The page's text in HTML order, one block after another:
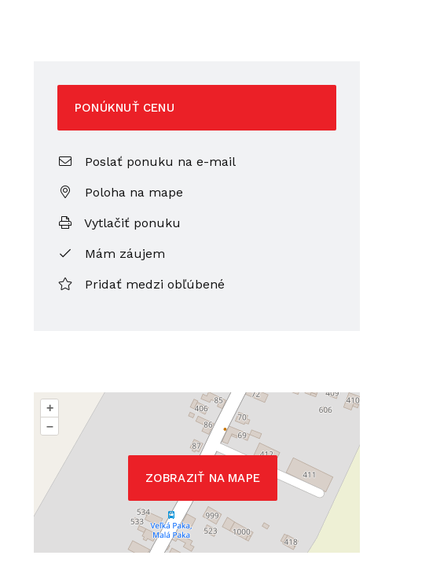
PONÚKNUŤ CENU
Poslať ponuku na e-mail
Poloha na mape
Vytlačiť ponuku
Mám záujem
Pridať medzi obľúbené
ZOBRAZIŤ NA MAPE
+
–